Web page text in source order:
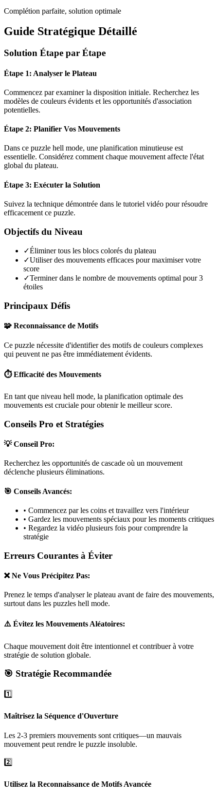
Complétion parfaite, solution optimale
Guide Stratégique Détaillé
Solution Étape par Étape
Étape 1: Analyser le Plateau
Commencez par examiner la disposition initiale. Recherchez les
modèles de couleurs évidents et les opportunités d'association
potentielles.
Étape 2: Planifier Vos Mouvements
Dans ce puzzle hell mode, une planification minutieuse est
essentielle. Considérez comment chaque mouvement affecte l'état
global du plateau.
Étape 3: Exécuter la Solution
Suivez la technique démontrée dans le tutoriel vidéo pour résoudre
efficacement ce puzzle.
Objectifs du Niveau
✓Éliminer tous les blocs colorés du plateau
✓Utiliser des mouvements efficaces pour maximiser votre
score
✓Terminer dans le nombre de mouvements optimal pour 3
étoiles
Principaux Défis
🧩 Reconnaissance de Motifs
Ce puzzle nécessite d'identifier des motifs de couleurs complexes
qui peuvent ne pas être immédiatement évidents.
⏱️ Efficacité des Mouvements
En tant que niveau hell mode, la planification optimale des
mouvements est cruciale pour obtenir le meilleur score.
Conseils Pro et Stratégies
💡 Conseil Pro:
Recherchez les opportunités de cascade où un mouvement
déclenche plusieurs éliminations.
🎯 Conseils Avancés:
• Commencez par les coins et travaillez vers l'intérieur
• Gardez les mouvements spéciaux pour les moments critiques
• Regardez la vidéo plusieurs fois pour comprendre la
stratégie
Erreurs Courantes à Éviter
❌ Ne Vous Précipitez Pas:
Prenez le temps d'analyser le plateau avant de faire des mouvements,
surtout dans les puzzles hell mode.
⚠️ Évitez les Mouvements Aléatoires:
Chaque mouvement doit être intentionnel et contribuer à votre
stratégie de solution globale.
🎯 Stratégie Recommandée
1️⃣
Maîtrisez la Séquence d'Ouverture
Les 2-3 premiers mouvements sont critiques—un mauvais
mouvement peut rendre le puzzle insoluble.
2️⃣
Utilisez la Reconnaissance de Motifs Avancée